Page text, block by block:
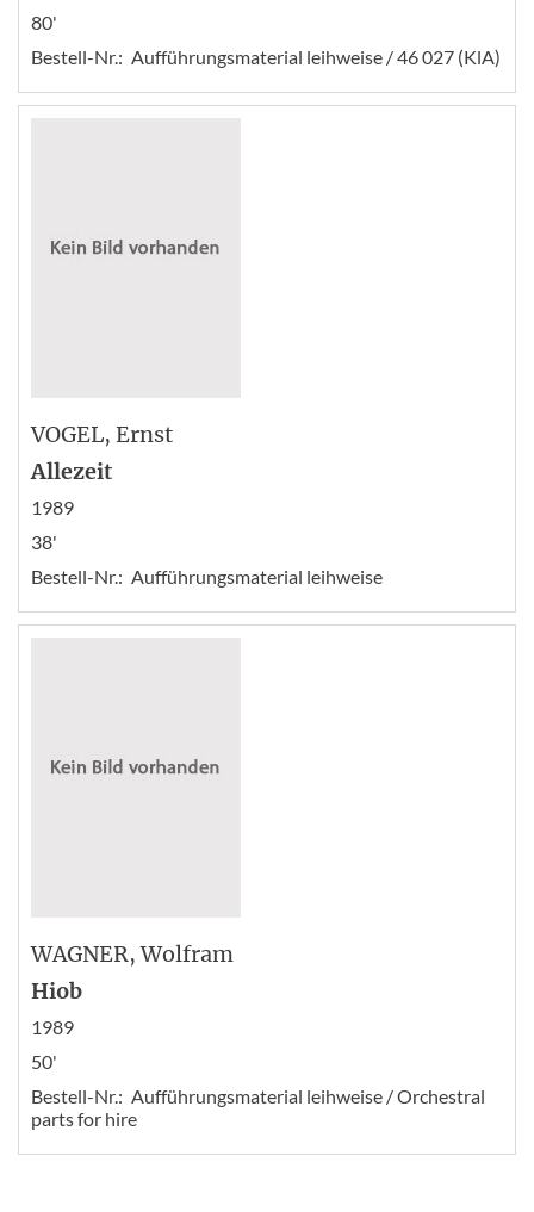
80'
Bestell-Nr.: Aufführungsmaterial leihweise / 46 027 (KlA)
VOGEL, Ernst
Allezeit
1989
38'
Bestell-Nr.: Aufführungsmaterial leihweise
WAGNER, Wolfram
Hiob
1989
50'
Bestell-Nr.: Aufführungsmaterial leihweise / Orchestral
parts for hire